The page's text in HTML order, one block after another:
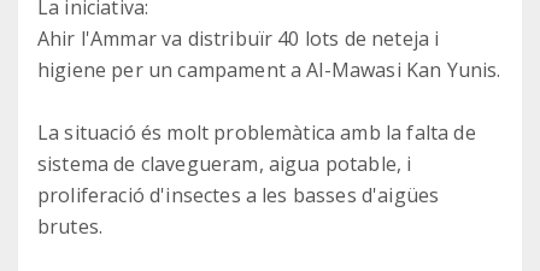
La iniciativa:
Ahir l'Ammar va distribuïr 40 lots de neteja i
higiene per un campament a Al-Mawasi Kan Yunis.
La situació és molt problemàtica amb la falta de
sistema de clavegueram, aigua potable, i
proliferació d'insectes a les basses d'aigües
brutes.